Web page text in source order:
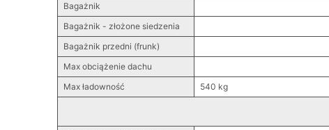
Bagażnik
Bagażnik - złożone siedzenia
Bagażnik przedni (frunk)
Max obciążenie dachu
Max ładowność
540 kg